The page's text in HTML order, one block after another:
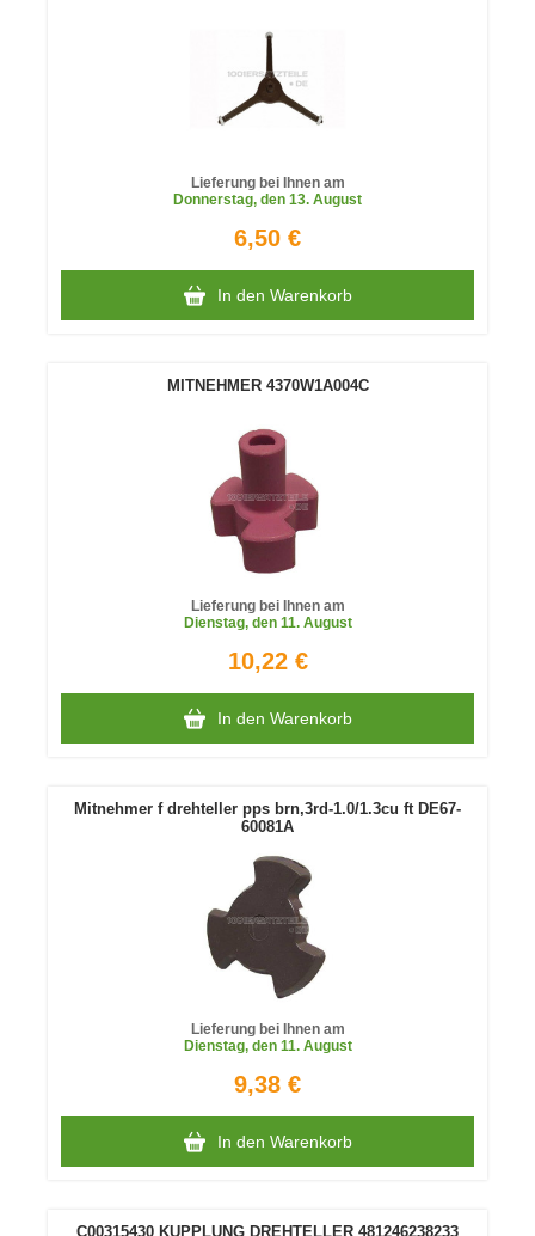
Lieferung bei Ihnen am
Donnerstag, den 13. August
6,50 €
In den Warenkorb
MITNEHMER 4370W1A004C
Lieferung bei Ihnen am
Dienstag, den 11. August
10,22 €
In den Warenkorb
Mitnehmer f drehteller pps brn,3rd-1.0/1.3cu ft DE67-
60081A
Lieferung bei Ihnen am
Dienstag, den 11. August
9,38 €
In den Warenkorb
C00315430 KUPPLUNG DREHTELLER 481246238233